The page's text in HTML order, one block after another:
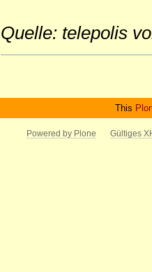
Quelle: telepolis
This
Powered by Plone Gültiges